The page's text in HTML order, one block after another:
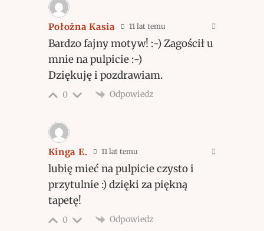
Położna Kasia 11 lat temu
Bardzo fajny motyw! :-) Zagościł u
mnie na pulpicie :-)
Dziękuję i pozdrawiam.
0 Odpowiedz
Kinga E. 11 lat temu
lubię mieć na pulpicie czysto i
przytulnie :) dzięki za piękną
tapetę!
0 Odpowiedz